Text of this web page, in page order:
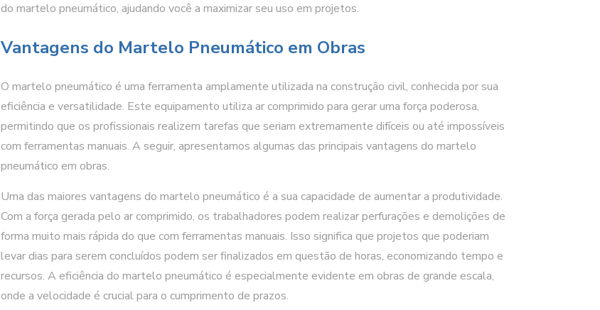
do martelo pneumático, ajudando você a maximizar seu uso em projetos.
Vantagens do Martelo Pneumático em Obras
O martelo pneumático é uma ferramenta amplamente utilizada na construção civil, conhecida por sua
eficiência e versatilidade. Este equipamento utiliza ar comprimido para gerar uma força poderosa,
permitindo que os profissionais realizem tarefas que seriam extremamente difíceis ou até impossíveis
com ferramentas manuais. A seguir, apresentamos algumas das principais vantagens do martelo
pneumático em obras.
Uma das maiores vantagens do martelo pneumático é a sua capacidade de aumentar a produtividade.
Com a força gerada pelo ar comprimido, os trabalhadores podem realizar perfurações e demolições de
forma muito mais rápida do que com ferramentas manuais. Isso significa que projetos que poderiam
levar dias para serem concluídos podem ser finalizados em questão de horas, economizando tempo e
recursos. A eficiência do martelo pneumático é especialmente evidente em obras de grande escala,
onde a velocidade é crucial para o cumprimento de prazos.